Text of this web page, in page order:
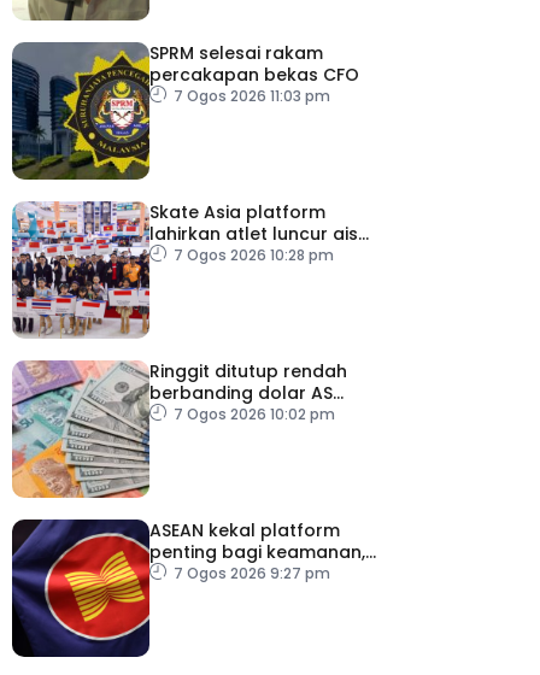
SPRM selesai rakam
percakapan bekas CFO
7 Ogos 2026 11:03 pm
Skate Asia platform
lahirkan atlet luncur ais
negara
7 Ogos 2026 10:28 pm
Ringgit ditutup rendah
berbanding dolar AS
menjelang pengumuman
7 Ogos 2026 10:02 pm
ASEAN kekal platform
penting bagi keamanan,
kestabilan serantau –
7 Ogos 2026 9:27 pm